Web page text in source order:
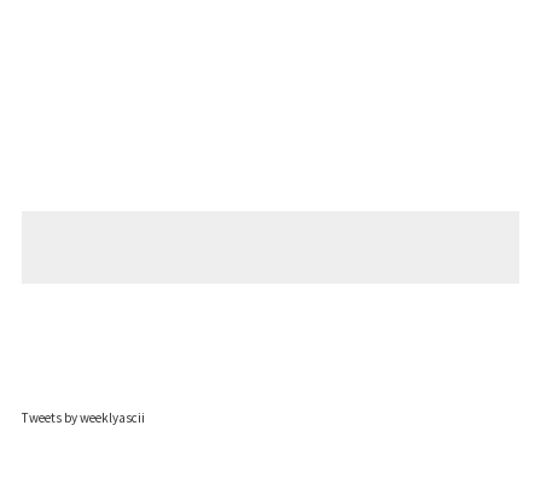
Tweets by weeklyascii